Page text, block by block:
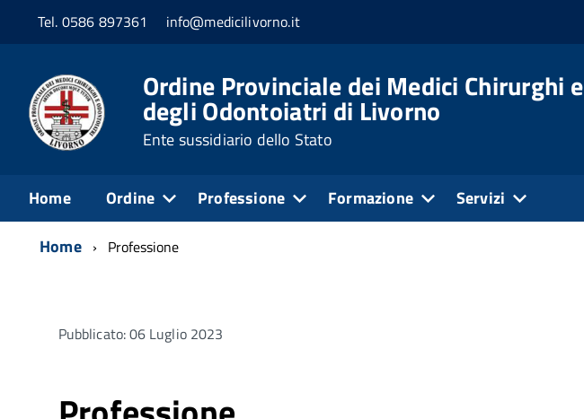
Tel. 0586 897361 info@medicilivorno.it
Ordine Provinciale dei Medici Chirurghi e
degli Odontoiatri di Livorno
Ente sussidiario dello Stato
Home Ordine Professione Formazione Servizi
Home Professione
Pubblicato: 06 Luglio 2023